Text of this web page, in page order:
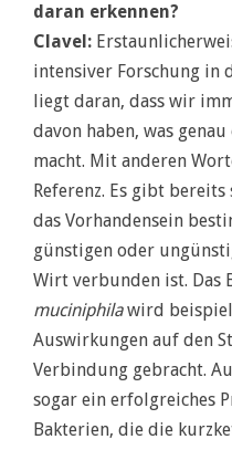
daran erkennen?
Clavel:
intensiver Forschung in
liegt daran, dass wir
davon haben, was
macht. Mit anderen
Referenz. Es gibt
das Vorhandensein
günstigen oder
Wirt verbunden ist. Das
muciniphilawird
Auswirkungen auf den
Verbindung gebracht.
sogar ein erfolgreiches
Bakterien, die die